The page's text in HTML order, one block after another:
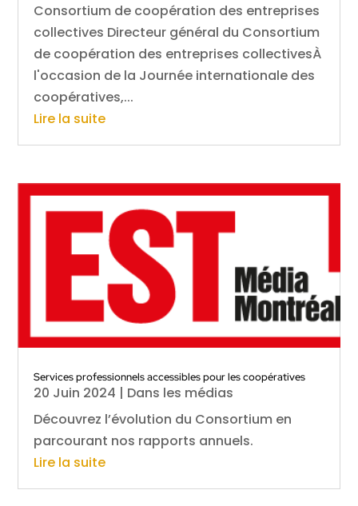
Consortium de coopération des entreprises
collectives Directeur général du Consortium
de coopération des entreprises collectivesÀ
l'occasion de la Journée internationale des
coopératives,...
Lire la suite
Services professionnels accessibles pour les coopératives
20 Juin 2024 | Dans les médias
Découvrez l’évolution du Consortium en
parcourant nos rapports annuels.
Lire la suite